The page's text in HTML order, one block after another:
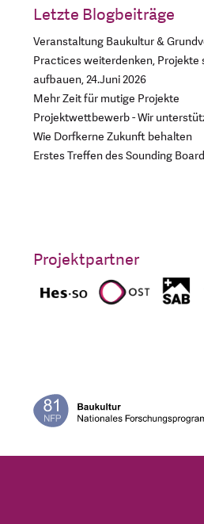
Letzte Blogbeiträge
Veranstaltung Baukultur &
Practices weiterdenken, Projekte
aufbauen, 24.Juni 2026
Mehr Zeit für mutige Projekte
Projektwettbewerb - Wir
Wie Dorfkerne Zukunft behalten
Erstes Treffen des Sounding
Projektpartner